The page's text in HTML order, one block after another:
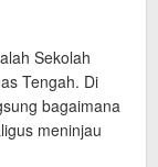
Sekolah
Tengah. Di
bagaimana
meninjau